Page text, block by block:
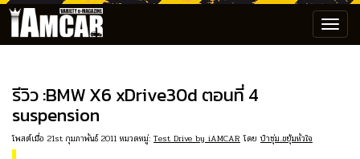
รีวิว :BMW X6 xDrive30d ตอนที่ 4
suspension
โพสต์เมื่อ 21st กุมภาพันธ์ 2011 หมวดหมู่: Test Drive by iAMCAR โดย ป๋าซุ่ม..ขยุ้มหัวใจ